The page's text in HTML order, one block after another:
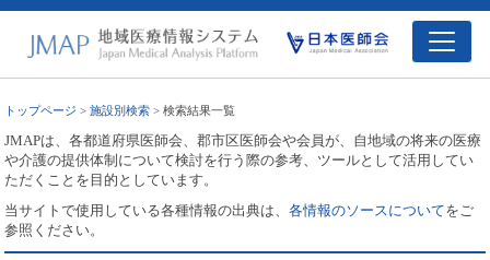
トップページ >施設別検索 > 検索結果一覧
JMAPは、各都道府県医師会、郡市区医師会や会員が、自地域の将来の医療
や介護の提供体制について検討を行う際の参考、ツールとして活用してい
ただくことを目的としています。
当サイトで使用している各種情報の出典は、各情報のソースについてをご
参照ください。